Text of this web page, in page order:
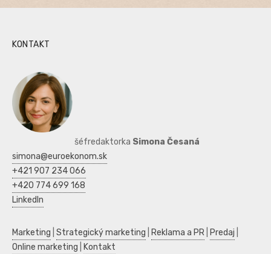
KONTAKT
šéfredaktorka Simona Česaná
simona@euroekonom.sk
+421 907 234 066
+420 774 699 168
LinkedIn
Marketing Strategický marketing Reklama a PR Predaj
Online marketing
Kontakt